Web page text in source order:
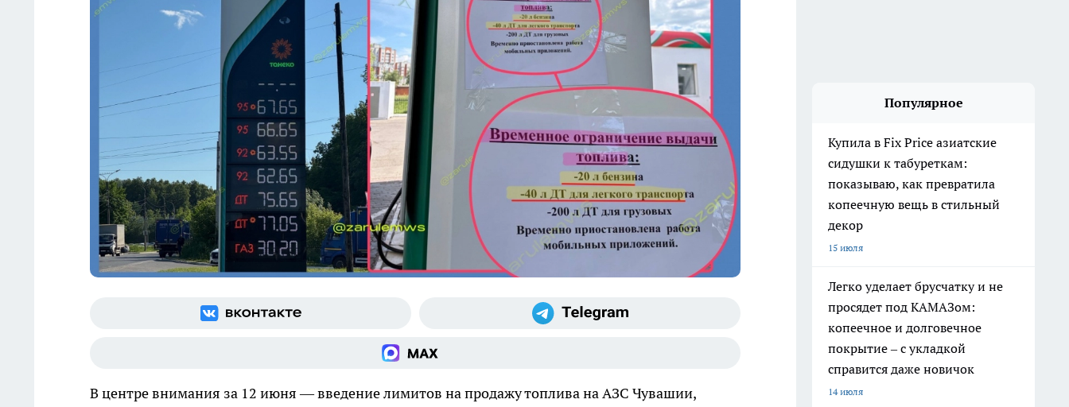
В центре внимания за 12 июня — введение лимитов на продажу топлива на АЗС Чувашии,
Популярное
Купила в Fix Price азиатские
сидушки к табуреткам:
показываю, как превратила
копеечную вещь в стильный
декор
15 июля
Легко уделает брусчатку и не
просядет под КАМАЗом:
копеечное и долговечное
покрытие – с укладкой
справится даже новичок
14 июля